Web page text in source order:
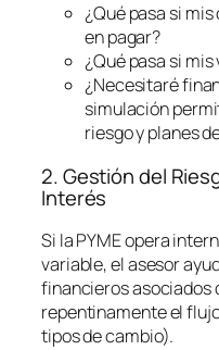
¿Qué pasa si
en pagar?
¿Qué pasa si
¿Necesitaré
simulación
riesgo y planes
2. Gestión del
Interés
Si la PYME opera
variable, el asesor
financieros asociados
repentinamente el
tipos de cambio).